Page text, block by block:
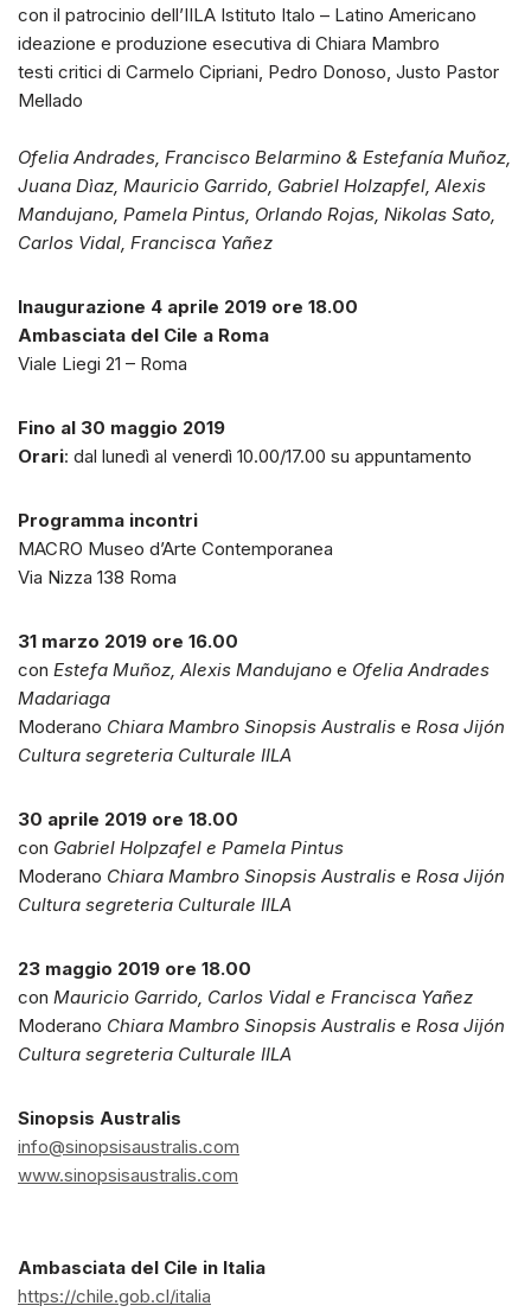
con il patrocinio dell’IILA Istituto Italo – Latino Americano
ideazione e produzione esecutiva di Chiara Mambro
testi critici di Carmelo Cipriani, Pedro Donoso, Justo Pastor
Mellado
Ofelia Andrades, Francisco Belarmino & Estefanía Muñoz,
Juana Dìaz, Mauricio Garrido, Gabriel Holzapfel, Alexis
Mandujano, Pamela Pintus, Orlando Rojas, Nikolas Sato,
Carlos Vidal, Francisca Yañez
Inaugurazione 4 aprile 2019 ore 18.00
Ambasciata del Cile a Roma
Viale Liegi 21 – Roma
Fino al 30 maggio 2019
Orari: dal lunedì al venerdì 10.00/17.00 su appuntamento
Programma incontri
MACRO Museo d’Arte Contemporanea
Via Nizza 138 Roma
31 marzo 2019 ore 16.00
con Estefa Muñoz, Alexis Mandujano e Ofelia Andrades
Madariaga
Moderano Chiara Mambro Sinopsis Australis e Rosa Jijón
Cultura segreteria Culturale IILA
30 aprile 2019 ore 18.00
con Gabriel Holpzafel e Pamela Pintus
Moderano Chiara Mambro Sinopsis Australis e Rosa Jijón
Cultura segreteria Culturale IILA
23 maggio 2019 ore 18.00
con Mauricio Garrido, Carlos Vidal e Francisca Yañez
Moderano Chiara Mambro Sinopsis Australis e Rosa Jijón
Cultura segreteria Culturale IILA
Sinopsis Australis
info@sinopsisaustralis.com
www.sinopsisaustralis.com
Ambasciata del Cile in Italia
https://chile.gob.cl/italia